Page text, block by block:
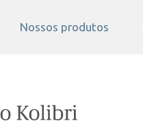
Nossos produtos